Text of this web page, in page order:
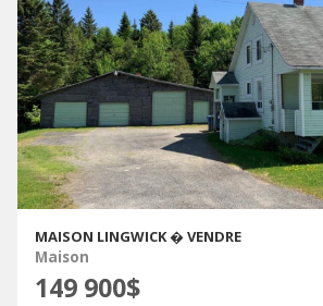
MAISON LINGWICK � VENDRE
Maison
149 900$